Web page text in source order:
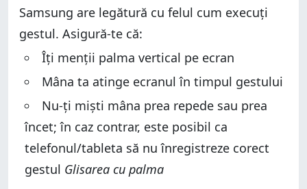
Samsung are legătură cu felul cum execuți
gestul. Asigură-te că:
Îți menții palma vertical pe ecran
Mâna ta atinge ecranul în timpul gestului
Nu-ți miști mâna prea repede sau prea
încet; în caz contrar, este posibil ca
telefonul/tableta să nu înregistreze corect
gestul Glisarea cu palma